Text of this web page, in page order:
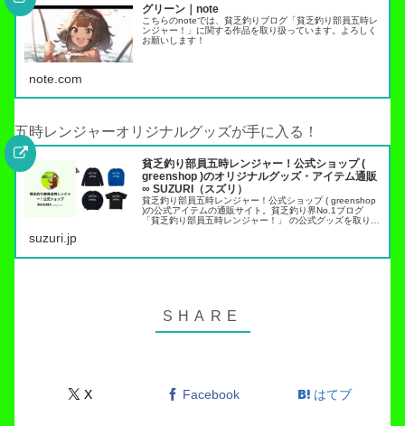
グリーン｜note
こちらのnoteでは、貧乏釣りブログ「貧乏釣り部員五時レ
ンジャー！」に関する作品を取り扱っています。よろしく
お願いします！
note.com
五時レンジャーオリジナルグッズが手に入る！
貧乏釣り部員五時レンジャー！公式ショップ (
greenshop )のオリジナルグッズ・アイテム通販
∞ SUZURI（スズリ）
貧乏釣り部員五時レンジャー！公式ショップ ( greenshop
)の公式アイテムの通販サイト。貧乏釣り界No.1ブログ
「貧乏釣り部員五時レンジャー！」 の公式グッズを取り扱
suzuri.jp
X Facebook はてブ